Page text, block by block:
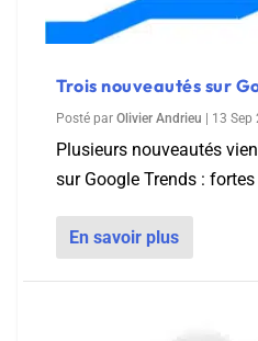
Trois nouveautés sur
Posté par Olivier Andrieu 13 Sep
Plusieurs nouveautés
sur Google Trends :
En savoir plus